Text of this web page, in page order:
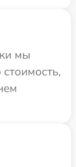
мы